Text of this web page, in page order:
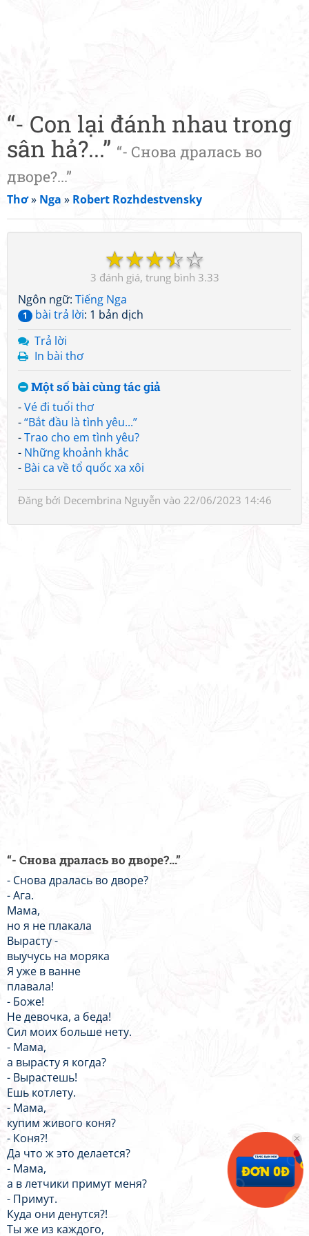
“- Con lại đánh nhau trong
sân hả?...” “- Снова дралась во
дворе?...”
Thơ» Nga » Robert Rozhdestvensky
☆
☆
☆
☆
☆
3 3.33
Ngôn ngữ: Tiếng Nga
1 bài trả lời: 1 bản dịch
Trả lời
In bài thơ
Một số bài cùng tác giả
-Vé đi tuổi thơ
-“Bắt đầu là tình yêu...”
-Trao cho em tình yêu?
- Những khoảnh khắc
- Bài ca về tổ quốc xa xôi
Đăng bởi Decembrina Nguyễn vào 22/06/2023 14:46
“- Снова дралась во дворе?...”
- Снова дралась во дворе?
- Ага.
Мама,
но я не плакала
Вырасту -
выучусь на моряка
Я уже в ванне
плавала!
- Боже!
Не девочка, а беда!
Сил моих больше нету.
- Мама,
а вырасту я когда?
- Вырастешь!
Ешь котлету.
- Мама,
купим живого коня?
- Коня?!
Да что ж это делается?
- Мама,
а в летчики примут меня?
- Примут.
Куда они денутся?!
Ты же из каждого,